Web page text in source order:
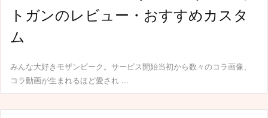
トガンのレビュー・おすすめカスタ
ム
みんな大好きモザンビーク。サービス開始当初から数々のコラ画像、
コラ動画が生まれるほど愛され ...